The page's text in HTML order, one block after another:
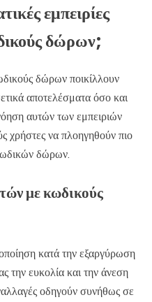
εμπειρίες
δώρων;
δώρων ποικίλλουν
αποτελέσματα όσο και
αυτών των εμπειριών
χρήστες να πλοηγηθούν πιο
δώρων.
με κωδικούς
κατά την εξαργύρωση
την ευκολία και την άνεση
οδηγούν συνήθως σε